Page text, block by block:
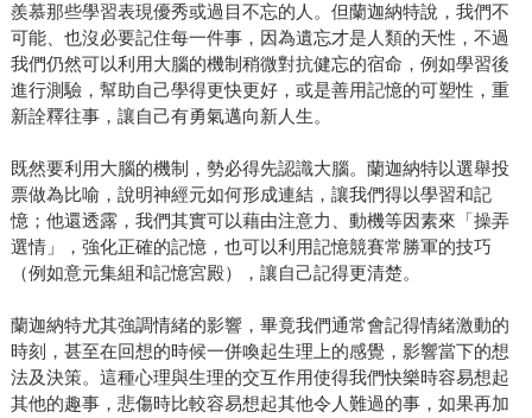
羨慕那些學習表現優秀或過目不忘的人。但蘭迦納特說，我們不
可能、也沒必要記住每一件事，因為遺忘才是人類的天性，不過
我們仍然可以利用大腦的機制稍微對抗健忘的宿命，例如學習後
進行測驗，幫助自己學得更快更好，或是善用記憶的可塑性，重
新詮釋往事，讓自己有勇氣邁向新人生。
既然要利用大腦的機制，勢必得先認識大腦。蘭迦納特以選舉投
票做為比喻，說明神經元如何形成連結，讓我們得以學習和記
憶；他還透露，我們其實可以藉由注意力、動機等因素來「操弄
選情」，強化正確的記憶，也可以利用記憶競賽常勝軍的技巧
（例如意元集組和記憶宮殿），讓自己記得更清楚。
蘭迦納特尤其強調情緒的影響，畢竟我們通常會記得情緒激動的
時刻，甚至在回想的時候一併喚起生理上的感覺，影響當下的想
法及決策。這種心理與生理的交互作用使得我們快樂時容易想起
其他的趣事，悲傷時比較容易想起其他令人難過的事，如果再加